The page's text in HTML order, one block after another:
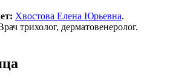
Хвостова Елена Юрьевна.
трихолог, дерматовенеролог.